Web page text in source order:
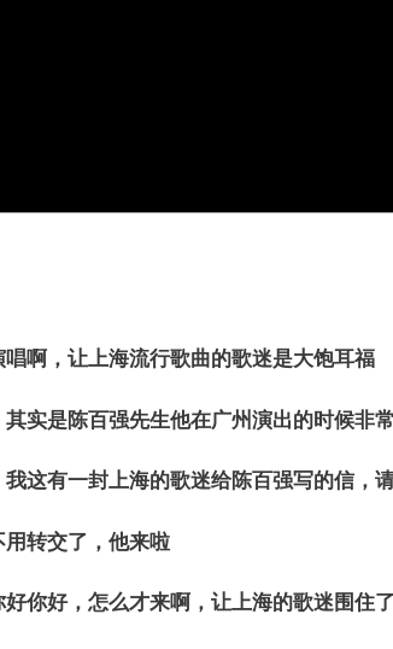
啊，让上海流行歌曲的歌迷是大饱耳福
实是陈百强先生他在广州演出的时候非
这有一封上海的歌迷给陈百强写的信，
转交了，他来啦
你好，怎么才来啊，让上海的歌迷围住